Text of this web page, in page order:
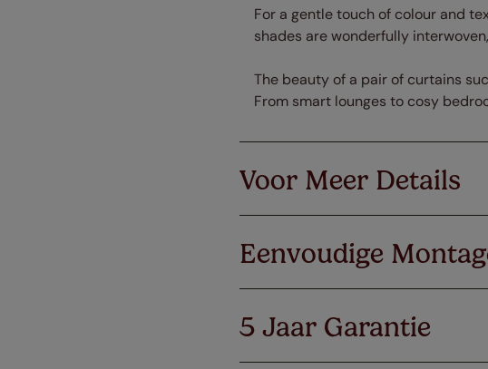
For a gentle touch of colour and
shades are wonderfully
The beauty of a pair of curtains
From smart lounges to cosy
Voor Meer Details
Eenvoudige
5 Jaar Garantie